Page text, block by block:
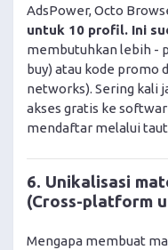
AdsPower, Octo
untuk 10 profil. Ini
membutuhkan lebih -
buy) atau kode promo
networks). Sering kali
akses gratis ke
mendaftar melalui
6. Unikalisasi
(Cross-platform
Mengapa membuat